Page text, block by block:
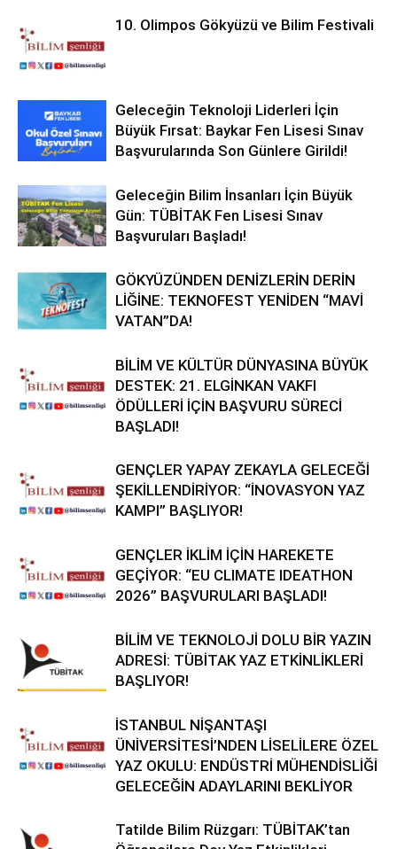
10. Olimpos Gökyüzü ve Bilim Festivali
Geleceğin Teknoloji Liderleri İçin
Büyük Fırsat: Baykar Fen Lisesi Sınav
Başvurularında Son Günlere Girildi!
Geleceğin Bilim İnsanları İçin Büyük
Gün: TÜBİTAK Fen Lisesi Sınav
Başvuruları Başladı!
GÖKYÜZÜNDEN DENİZLERİN DERİN
LİĞİNE: TEKNOFEST YENİDEN “MAVİ
VATAN”DA!
BİLİM VE KÜLTÜR DÜNYASINA BÜYÜK
DESTEK: 21. ELGİNKAN VAKFI
ÖDÜLLERİ İÇİN BAŞVURU SÜRECİ
BAŞLADI!
GENÇLER YAPAY ZEKAYLA GELECEĞİ
ŞEKİLLENDİRİYOR: “İNOVASYON YAZ
KAMPI” BAŞLIYOR!
GENÇLER İKLİM İÇİN HAREKETE
GEÇİYOR: “EU CLIMATE IDEATHON
2026” BAŞVURULARI BAŞLADI!
BİLİM VE TEKNOLOJİ DOLU BİR YAZIN
ADRESİ: TÜBİTAK YAZ ETKİNLİKLERİ
BAŞLIYOR!
İSTANBUL NİŞANTAŞI
ÜNİVERSİTESİ’NDEN LİSELİLERE ÖZEL
YAZ OKULU: ENDÜSTRİ MÜHENDİSLİĞİ
GELECEĞİN ADAYLARINI BEKLİYOR
Tatilde Bilim Rüzgarı: TÜBİTAK’tan